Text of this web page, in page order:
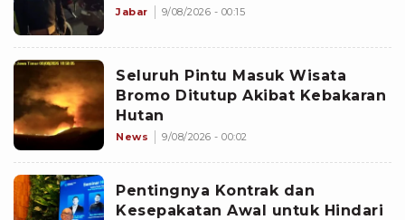
Jabar 9/08/2026 - 00:15
Seluruh Pintu Masuk Wisata
Bromo Ditutup Akibat Kebakaran
Hutan
News 9/08/2026 - 00:02
Pentingnya Kontrak dan
Kesepakatan Awal untuk Hindari